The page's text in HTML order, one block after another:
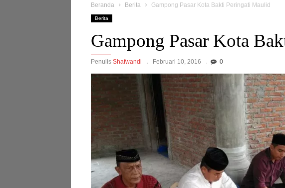
Beranda Berita Gampong Pasar Kota Bakti Peringati Maulid
Berita
Gampong Pasar Kota
Penulis Shafwandi Februari 10, 2016 0